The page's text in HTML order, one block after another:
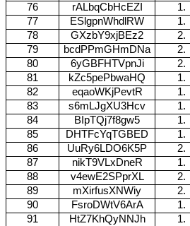
76
rALbqCbHcEZI 1.
77
ESlgpnWhdlRW 1.
78
GXzbY9xjBEz2 2.
79
bcdPPmGHmDNa 2.
80
6yGBFHTVpnJi 2.
81
kZc5pePbwaHQ 1.
82
eqaoWKjPevtR 1.
83
s6mLJgXU3Hcv 1.
84
BIpTQj7f8gw5 1.
85
DHTFcYqTGBED 1.
86
UuRy6LDO6K5P 2.
87
nikT9VLxDneR 1.
88
v4ewE2SPprXL 2.
89
mXirfusXNWiy 2.
90
FsroDWtV6ArA 1.
91
HtZ7KhQyNNJh 1.